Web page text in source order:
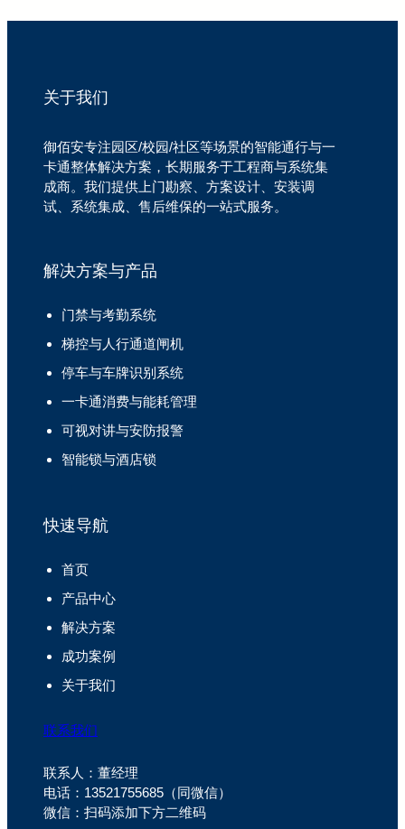
关于我们
御佰安专注园区/校园/社区等场景的智能通行与一
卡通整体解决方案，长期服务于工程商与系统集
成商。我们提供上门勘察、方案设计、安装调
试、系统集成、售后维保的一站式服务。
解决方案与产品
门禁与考勤系统
梯控与人行通道闸机
停车与车牌识别系统
一卡通消费与能耗管理
可视对讲与安防报警
智能锁与酒店锁
快速导航
首页
产品中心
解决方案
成功案例
关于我们
联系我们
联系人：董经理
电话：13521755685（同微信）
微信：扫码添加下方二维码